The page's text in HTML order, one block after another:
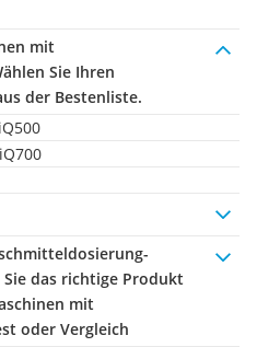
mit
Sie Ihren
der Bestenliste.
Sie das richtige Produkt
mit
oder Vergleich